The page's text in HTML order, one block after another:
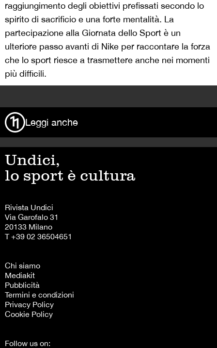
raggiungimento degli obiettivi prefissati secondo lo
spirito di sacrificio e una forte mentalità. La
partecipazione alla Giornata dello Sport è un
ulteriore passo avanti di Nike per raccontare la forza
che lo sport riesce a trasmettere anche nei momenti
più difficili.
Leggi anche
Undici,
lo sport è cultura
Rivista Undici
Via Garofalo 31
20133 Milano
T +39 02 36504651
Chi siamo
Mediakit
Pubblicità
Termini e condizioni
Privacy Policy
Cookie Policy
Follow us on: